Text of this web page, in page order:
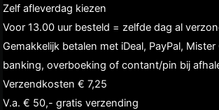
Zelf afleverdag kiezen
Voor 13.00 uur besteld = zelfde dag al
Gemakkelijk betalen met iDeal, PayPal,
banking, overboeking of contant/pin bij
Verzendkosten € 7,25
V.a. € 50,- gratis verzending